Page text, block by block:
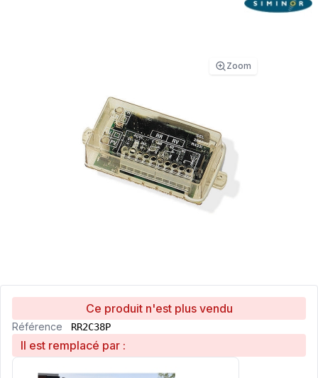
Zoom
Ce produit n'est plus vendu
Référence RR2C38P
Il est remplacé par :